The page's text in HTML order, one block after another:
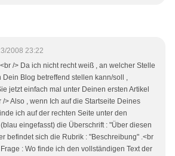
2008 23:22
/> Da ich nicht recht weiß , an welcher Stelle
Dein Blog betreffend stellen kann/soll ,
jetzt einfach mal unter Deinen ersten Artikel
/> Also , wenn Ich auf die Startseite Deines
ich auf der rechten Seite unter den
eingefasst) die Überschrift : "Über diesen
befindet sich die Rubrik : "Beschreibung" .<br
: Wo finde ich den vollständigen Text der